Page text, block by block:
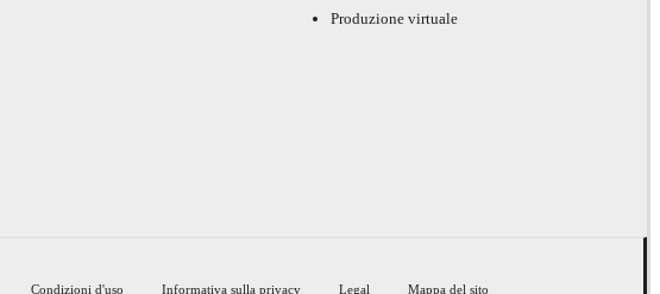
Produzione virtuale
Condizioni d'uso Informativa sulla privacy Legal Mappa del sito